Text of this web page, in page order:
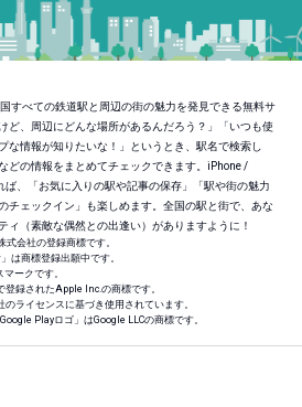
すべての鉄道駅と周辺の街の魅力を発見できる無料サ
ど、周辺にどんな場所があるんだろう？」「いつも使
な情報が知りたいな！」というとき、駅名で検索し
どの情報をまとめてチェックできます。iPhone /
、「お気に入りの駅や記事の保存」「駅や街の魅力
チェックイン」も楽しめます。全国の駅と街で、あな
ィ（素敵な偶然との出逢い）がありますように！
式会社の登録商標です。
は商標登録出願中です。
ークです。
登録されたApple Inc.の商標です。
ライセンスに基づき使用されています。
Playロゴ」はGoogle LLCの商標です。